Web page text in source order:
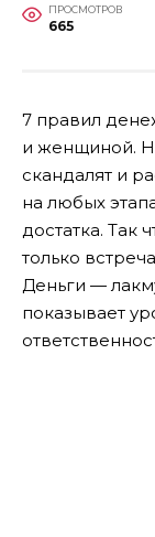
ПРОСМОТРОВ
665
7 правил
и женщиной.
скандалят и
на любых
достатка. Так
только
Деньги —
показывает